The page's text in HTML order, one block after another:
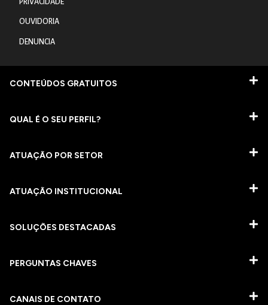
OUVIDORIA
DENUNCIA
CONTEÚDOS GRATUITOS
QUAL É O SEU PERFIL?
ATUAÇÃO POR SETOR
ATUAÇÃO INSTITUCIONAL
SOLUÇÕES DESTACADAS
PERGUNTAS CHAVES​
CANAIS DE CONTATO